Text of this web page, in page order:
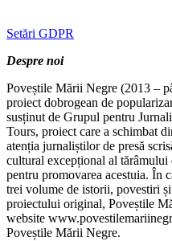
Setări GDPR
Despre noi
Poveștile Mării Negre (2013 –
proiect dobrogean de
susținut de Grupul pentru
Tours, proiect care a schimbat
atenția jurnaliștilor de presă
cultural excepțional al
pentru promovarea acestuia. În
trei volume de istorii, povestiri
proiectului original, Poveștile
website
Poveștile Mării Negre.